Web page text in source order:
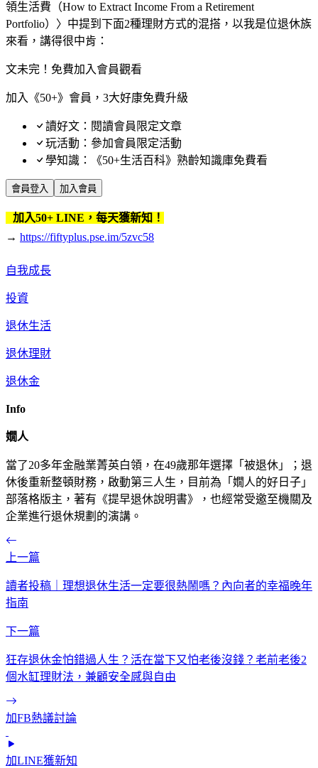
領生活費（How to Extract Income From a Retirement
Portfolio）〉中提到下面2種理財方式的混搭，以我是位退休族
來看，講得很中肯：
文未完！免費加入會員觀看
加入《50+》會員，3大好康免費升級
讀好文：閱讀會員限定文章
玩活動：參加會員限定活動
學知識：《50+生活百科》熟齡知識庫免費看
會員登入 加入會員
加入50+ LINE，每天獲新知！
→ https://fiftyplus.pse.im/5zvc58
自我成長
投資
退休生活
退休理財
退休金
Info
嫺人
當了20多年金融業菁英白領，在49歲那年選擇「被退休」；退
休後重新整頓財務，啟動第三人生，目前為「嫺人的好日子」
部落格版主，著有《提早退休說明書》，也經常受邀至機關及
企業進行退休規劃的演講。
上一篇
讀者投稿｜理想退休生活一定要很熱鬧嗎？內向者的幸福晚年
指南
下一篇
狂存退休金怕錯過人生？活在當下又怕老後沒錢？老前老後2
個水缸理財法，兼顧安全感與自由
加FB熱議討論
加LINE獲新知